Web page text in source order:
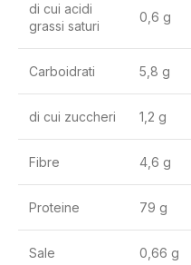
di cui acidi
grassi saturi
0,6 g
Carboidrati 5,8 g
di cui zuccheri 1,2 g
Fibre 4,6 g
Proteine 79 g
Sale 0,66 g